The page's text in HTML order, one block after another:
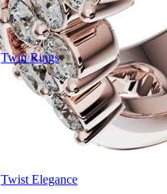
Twin Rings
Twist Elegance